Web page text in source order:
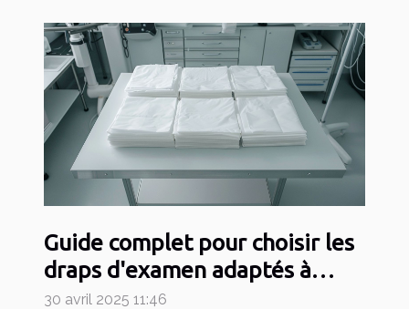
Guide complet pour choisir les
draps d'examen adaptés à
votre pratique médicale
30 avril 2025 11:46